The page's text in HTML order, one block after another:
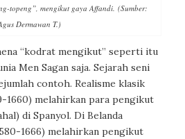
topeng”, mengikut gaya Affandi. (Sumber:
Dermawan T.)
“kodrat mengikut” seperti itu
Men Sagan saja. Sejarah seni
contoh. Realisme klasik
1660) melahirkan para pengikut
di Spanyol. Di Belanda
1666) melahirkan pengikut